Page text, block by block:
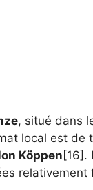
, situé dans
local est
Köppen[16].
relativement